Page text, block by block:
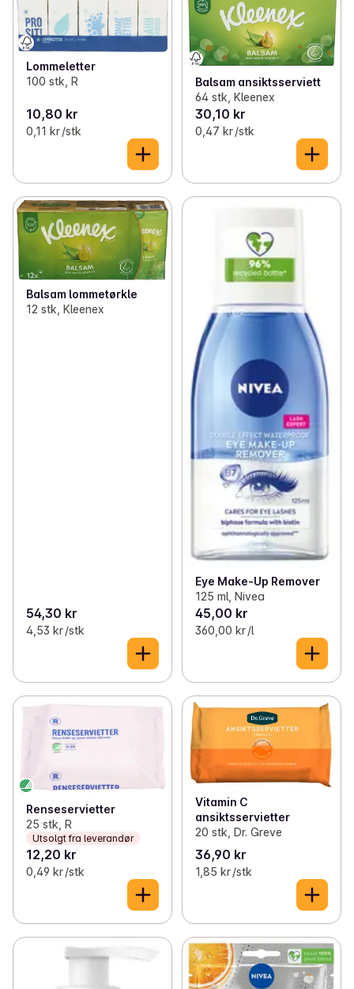
Lommeletter
100 stk, R
10,80 kr
0,11 kr /stk
Balsam ansiktsserviett
64 stk, Kleenex
30,10 kr
0,47 kr /stk
Balsam lommetørkle
12 stk, Kleenex
54,30 kr
4,53 kr /stk
Eye Make-Up Remover
125 ml, Nivea
45,00 kr
360,00 kr /l
Renseservietter
25 stk, R
Utsolgt fra leverandør
12,20 kr
0,49 kr /stk
Vitamin C
ansiktsservietter
20 stk, Dr. Greve
36,90 kr
1,85 kr /stk